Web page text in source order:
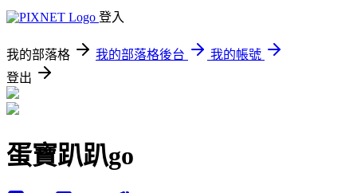
登入
我的部落格 我的部落格後台
我的帳號
登出
蛋寶趴趴go